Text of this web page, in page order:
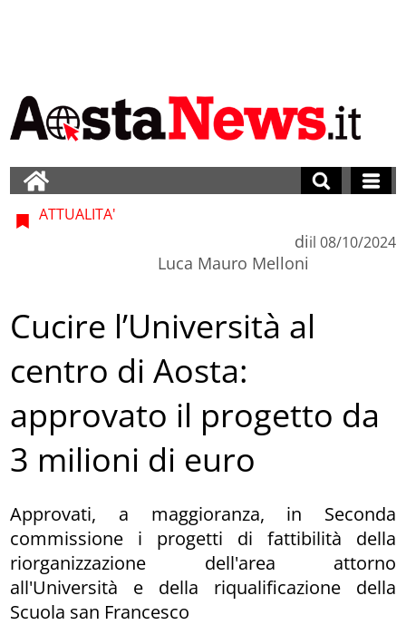
ATTUALITA'
di
Luca Mauro Melloni
il 08/10/2024
Cucire l’Università al
centro di Aosta:
approvato il progetto da
3 milioni di euro
Approvati, a maggioranza, in Seconda
commissione i progetti di fattibilità della
riorganizzazione dell'area attorno
all'Università e della riqualificazione della
Scuola san Francesco